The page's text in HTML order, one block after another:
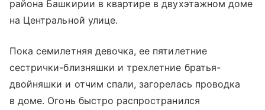
района Башкирии в квартире в двухэтажном доме
на Центральной улице.
Пока семилетняя девочка, ее пятилетние
сестрички-близняшки и трехлетние братья-
двойняшки и отчим спали, загорелась проводка
в доме. Огонь быстро распространился